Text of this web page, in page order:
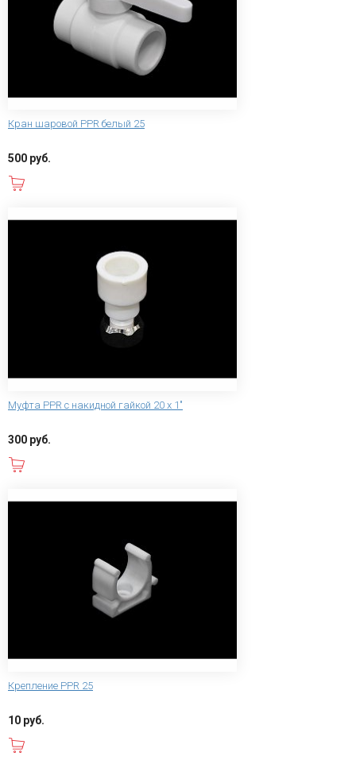
Кран шаровой PPR белый 25
500 руб.
Муфта PPR с накидной гайкой 20 х 1"
300 руб.
Крепление PPR 25
10 руб.